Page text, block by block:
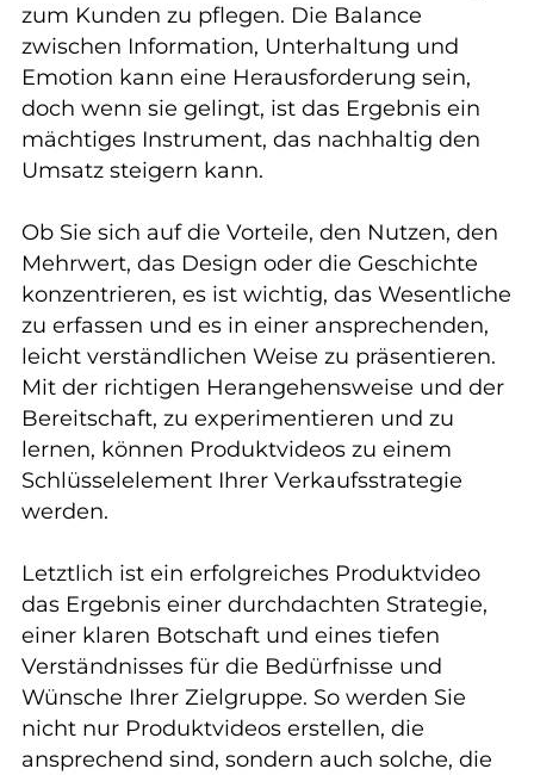
zum Kunden zu pflegen. Die Balance
zwischen Information, Unterhaltung und
Emotion kann eine Herausforderung sein,
doch wenn sie gelingt, ist das Ergebnis ein
mächtiges Instrument, das nachhaltig den
Umsatz steigern kann.
Ob Sie sich auf die Vorteile, den Nutzen, den
Mehrwert, das Design oder die Geschichte
konzentrieren, es ist wichtig, das Wesentliche
zu erfassen und es in einer ansprechenden,
leicht verständlichen Weise zu präsentieren.
Mit der richtigen Herangehensweise und der
Bereitschaft, zu experimentieren und zu
lernen, können Produktvideos zu einem
Schlüsselelement Ihrer Verkaufsstrategie
werden.
Letztlich ist ein erfolgreiches Produktvideo
das Ergebnis einer durchdachten Strategie,
einer klaren Botschaft und eines tiefen
Verständnisses für die Bedürfnisse und
Wünsche Ihrer Zielgruppe. So werden Sie
nicht nur Produktvideos erstellen, die
ansprechend sind, sondern auch solche, die